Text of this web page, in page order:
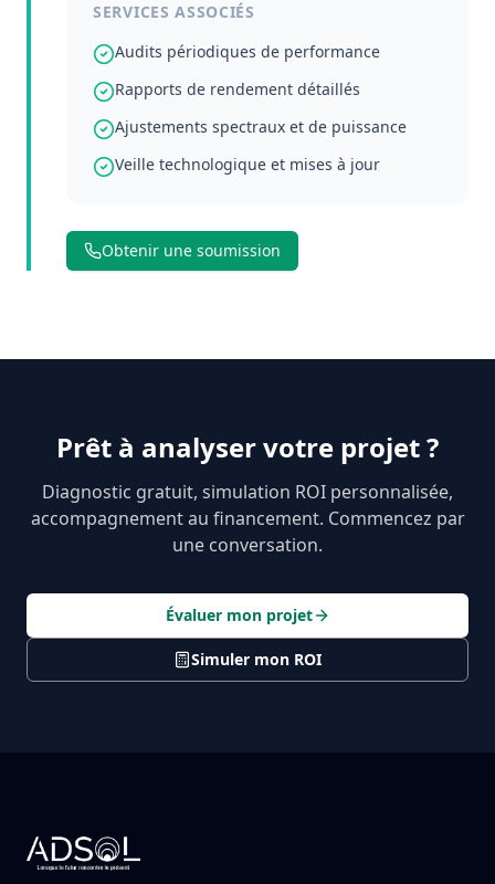
SERVICES ASSOCIÉS
Audits périodiques de performance
Rapports de rendement détaillés
Ajustements spectraux et de puissance
Veille technologique et mises à jour
Obtenir une soumission
Prêt à analyser votre projet ?
Diagnostic gratuit, simulation ROI personnalisée,
accompagnement au financement. Commencez par
une conversation.
Évaluer mon projet
Simuler mon ROI